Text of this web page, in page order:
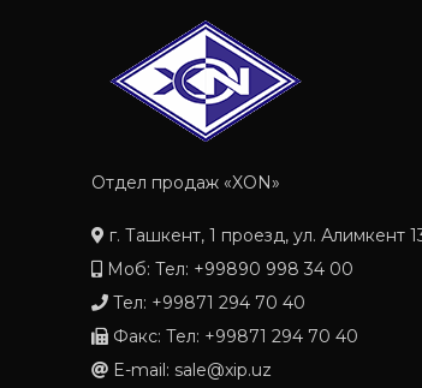
Отдел продаж «XON»
г. Ташкент, 1 проезд, ул. Алимкент
Моб: Тел: +99890 998 34 00
Тел: +99871 294 70 40
Факс: Тел: +99871 294 70 40
E-mail: sale@xip.uz